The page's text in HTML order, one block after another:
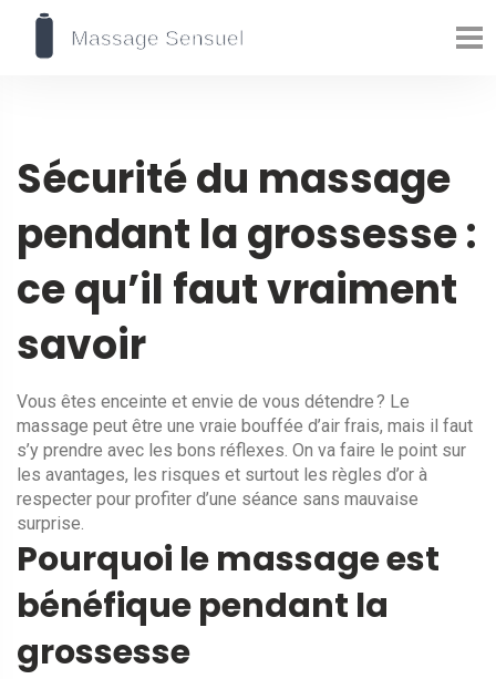
Sécurité du massage
pendant la grossesse :
ce qu’il faut vraiment
savoir
Vous êtes enceinte et envie de vous détendre ? Le
massage peut être une vraie bouffée d’air frais, mais il faut
s’y prendre avec les bons réflexes. On va faire le point sur
les avantages, les risques et surtout les règles d’or à
respecter pour profiter d’une séance sans mauvaise
surprise.
Pourquoi le massage est
bénéfique pendant la
grossesse